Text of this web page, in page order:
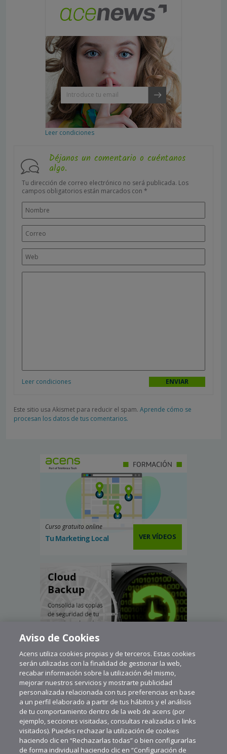
Leer condiciones
Déjanos un comentario o cuéntanos
algo.
Tu dirección de correo electrónico no será publicada. Los
campos obligatorios están marcados con *
Leer condiciones
Este sitio usa Akismet para reducir el spam. Aprende cómo se
procesan los datos de tus comentarios.
Curso gratuito online
Tu Marketing Local VER VÍDEOS
Aviso de Cookies
Acens utiliza cookies propias y de terceros. Estas cookies
serán utilizadas con la finalidad de gestionar la web,
recabar información sobre la utilización del mismo,
mejorar nuestros servicios y mostrarte publicidad
personalizada relacionada con tus preferencias en base
a un perfil elaborado a partir de tus hábitos y el análisis
de tu comportamiento dentro de la web de acens (por
ejemplo, secciones visitadas, consultas realizadas o links
visitados). Puedes rechazar la utilización de cookies
haciendo clic en “Rechazarlas todas” o bien configurarlas
de forma individual haciendo clic en “Configuración de